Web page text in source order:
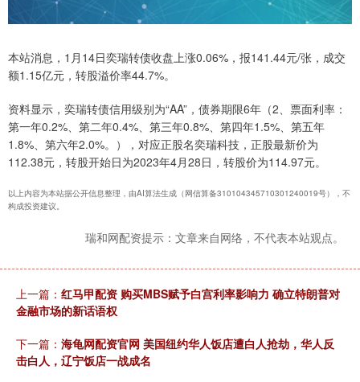
本站消息，1月14日奕瑞转债收盘上涨0.06%，报141.44元/张，成交
额1.15亿元，转股溢价率44.7%。
资料显示，奕瑞转债信用级别为“AA”，债券期限6年（2、票面利率：
第一年0.2%、第二年0.4%、第三年0.8%、第四年1.5%、第五年
1.8%、第六年2.0%。），对应正股名奕瑞科技，正股最新价为
112.38元，转股开始日为2023年4月28日，转股价为114.97元。
以上内容为本站据公开信息整理，由AI算法生成（网信算备310104345710301240019号），不
构成投资建议。
瑞和网配资提示：文章来自网络，不代表本站观点。
上一篇： 红马甲配资 购买MBS赋予白宫利率影响力 确立特朗普对
金融市场的新话语权
下一篇： 海龟网配资官网 美国纽约华人饭店遭白人抢劫，华人反
击白人，辽宁饭店一战成名